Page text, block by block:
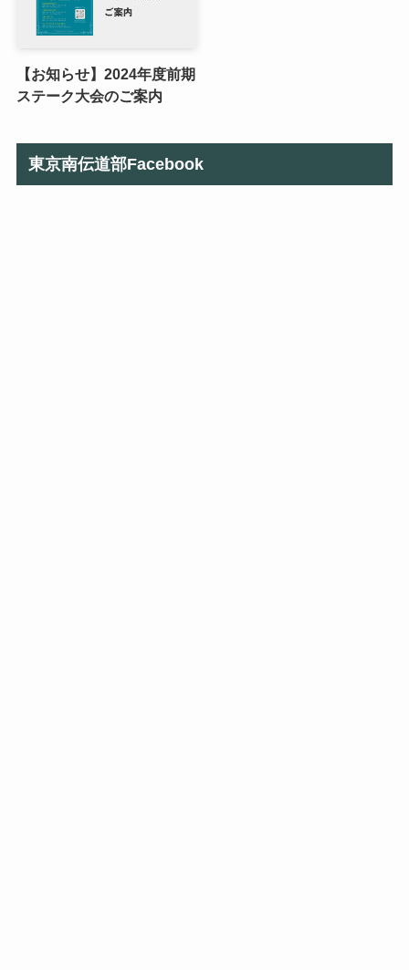
【お知らせ】2024年度前期
ステーク大会のご案内
東京南伝道部Facebook